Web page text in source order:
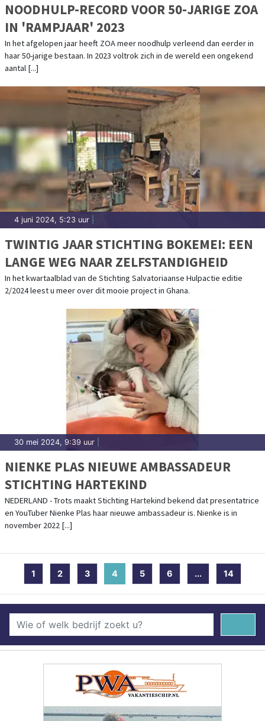
NOODHULP-RECORD VOOR 50-JARIGE ZOA
IN 'RAMPJAAR' 2023
In het afgelopen jaar heeft ZOA meer noodhulp verleend dan eerder in
haar 50-jarige bestaan. In 2023 voltrok zich in de wereld een ongekend
aantal [...]
4 juni 2024, 5:23 uur
TWINTIG JAAR STICHTING BOKEMEI: EEN
LANGE WEG NAAR ZELFSTANDIGHEID
In het kwartaalblad van de Stichting Salvatoriaanse Hulpactie editie
2/2024 leest u meer over dit mooie project in Ghana.
30 mei 2024, 9:39 uur
NIENKE PLAS NIEUWE AMBASSADEUR
STICHTING HARTEKIND
NEDERLAND - Trots maakt Stichting Hartekind bekend dat presentatrice
en YouTuber Nienke Plas haar nieuwe ambassadeur is. Nienke is in
november 2022 [...]
1 2 3 4 (current)
5 6 ... 14